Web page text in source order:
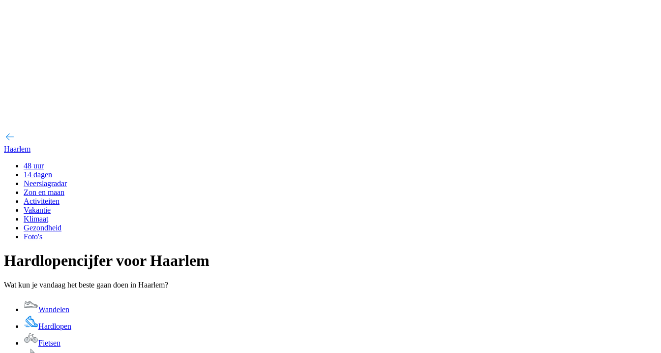
Haarlem
48 uur
14 dagen
Neerslagradar
Zon en maan
Activiteiten
Vakantie
Klimaat
Gezondheid
Foto's
Hardlopencijfer voor Haarlem
Wat kun je vandaag het beste gaan doen in Haarlem?
Wandelen
Hardlopen
Fietsen